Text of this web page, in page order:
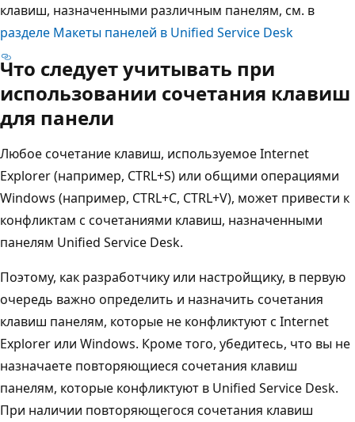
клавиш, назначенными различным панелям, см. в
разделе Макеты панелей в Unified Service Desk
Что следует учитывать при
использовании сочетания клавиш
для панели
Любое сочетание клавиш, используемое Internet
Explorer (например, CTRL+S) или общими операциями
Windows (например, CTRL+C, CTRL+V), может привести к
конфликтам с сочетаниями клавиш, назначенными
панелям Unified Service Desk.
Поэтому, как разработчику или настройщику, в первую
очередь важно определить и назначить сочетания
клавиш панелям, которые не конфликтуют с Internet
Explorer или Windows. Кроме того, убедитесь, что вы не
назначаете повторяющиеся сочетания клавиш
панелям, которые конфликтуют в Unified Service Desk.
При наличии повторяющегося сочетания клавиш